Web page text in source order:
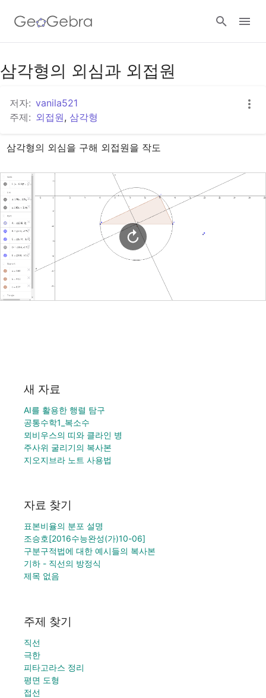
구글 클래스룸
지오지브라 클래스룸
로그인
삼각형의 외심과 외접원
저자: vanila521
주제: 외접원, 삼각형
삼각형의 외심을 구해 외접원을 작도
새 자료
AI를 활용한 행렬 탐구
공통수학1_복소수
뫼비우스의 띠와 클라인 병
주사위 굴리기의 복사본
지오지브라 노트 사용법
자료 찾기
표본비율의 분포 설명
조승호[2016수능완성(가)10-06]
구분구적법에 대한 예시들의 복사본
기하 - 직선의 방정식
제목 없음
주제 찾기
직선
극한
피타고라스 정리
평면 도형
접선